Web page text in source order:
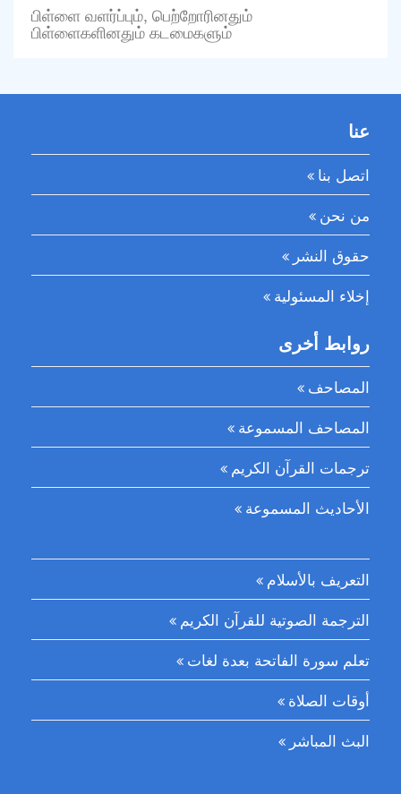
பிள்ளை வளர்ப்பும், பெற்றோரினதும்
பிள்ளைகளினதும் கடமைகளும்
عنا
اتصل بنا
من نحن
حقوق النشر
إخلاء المسئولية
روابط أخرى
المصاحف
المصاحف المسموعة
ترجمات القرآن الكريم
الأحاديث المسموعة
التعريف بالأسلام
الترجمة الصوتية للقرآن الكريم
تعلم سورة الفاتحة بعدة لغات
أوقات الصلاة
البث المباشر